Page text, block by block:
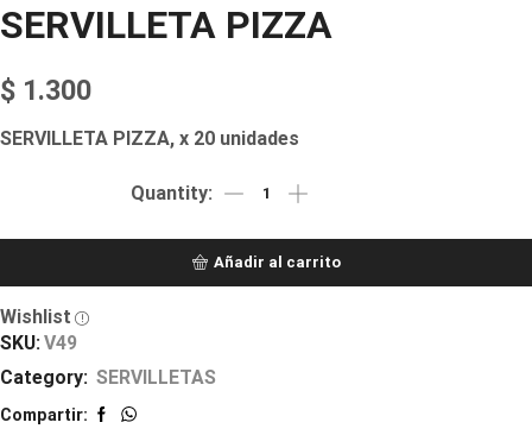
SERVILLETA PIZZA
$ 1.300
SERVILLETA PIZZA, x 20 unidades
Añadir al carrito
Wishlist
SKU: V49
Category: SERVILLETAS
Compartir: